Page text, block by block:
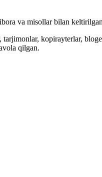
va misollar bilan
kopirayterlar,
qilgan.